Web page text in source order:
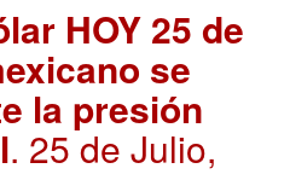
HOY 25 de
se
la presión
. 25 de Julio,